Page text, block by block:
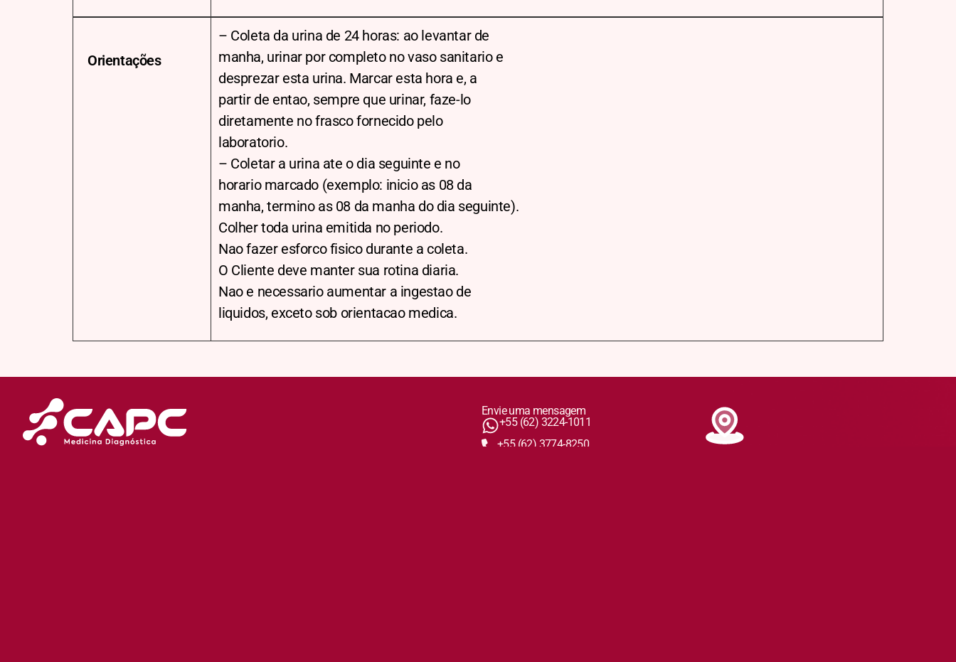
Orientações
– Coleta da urina de 24 horas: ao levantar de
manha, urinar por completo no vaso sanitario e
desprezar esta urina. Marcar esta hora e, a
partir de entao, sempre que urinar, faze-lo
diretamente no frasco fornecido pelo
laboratorio.
– Coletar a urina ate o dia seguinte e no
horario marcado (exemplo: inicio as 08 da
manha, termino as 08 da manha do dia seguinte).
Colher toda urina emitida no periodo.
Nao fazer esforco fisico durante a coleta.
O Cliente deve manter sua rotina diaria.
Nao e necessario aumentar a ingestao de
liquidos, exceto sob orientacao medica.
Envie uma mensagem
+55 (62) 3224-1011
+55 (62) 3774-8250